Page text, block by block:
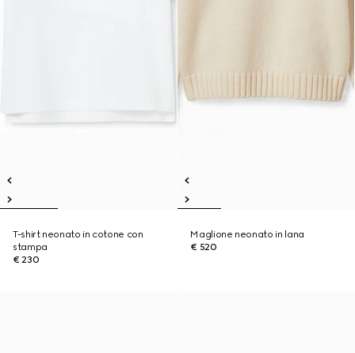
T-shirt neonato in cotone con
stampa
€ 230
Maglione neonato in lana
€ 520